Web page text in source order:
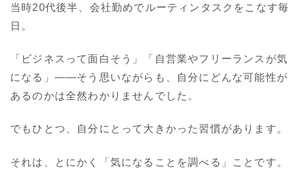
当時20代後半、会社勤めでルーティンタスクをこなす毎
日。
「ビジネスって面白そう」「自営業やフリーランスが気
になる」――そう思いながらも、自分にどんな可能性が
あるのかは全然わかりませんでした。
でもひとつ、自分にとって大きかった習慣があります。
それは、とにかく「気になることを調べる」ことです。